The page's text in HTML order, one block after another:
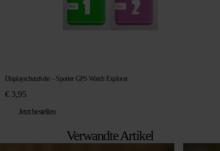
Displayschutzfolie – Spotter GPS Watch Explorer
€3,95
Jetzt bestellen
Verwandte Artikel